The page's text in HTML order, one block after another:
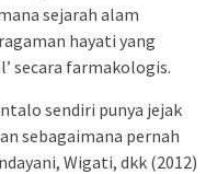
sejarah alam
hayati yang
secara farmakologis.
sendiri punya jejak
sebagaimana pernah
Wigati, dkk (2012)